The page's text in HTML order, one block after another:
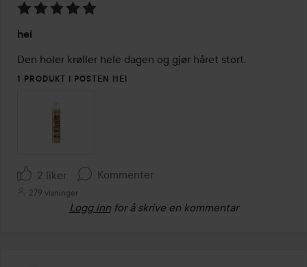
5
av
5
hei
Den holer krøller hele dagen og gjør håret stort.
1 PRODUKT I POSTEN HEI
2 liker Kommenter
279 visninger
Logg inn for å skrive en kommentar